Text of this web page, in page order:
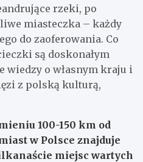
rzeki, po
miasteczka – każdy
do zaoferowania. Co
są doskonałym
wiedzy o własnym kraju i
z polską kulturą,
100-150 km od
w Polsce znajduje
miejsc wartych